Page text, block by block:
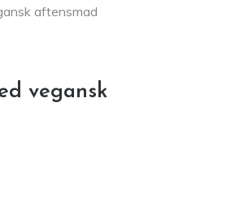
aftensmad
vegansk